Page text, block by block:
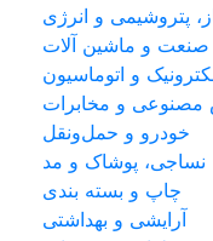
پتروشیمی و انرژی
صنعت و ماشین آلات
و اتوماسیون
مصنوعی و مخابرات
خودرو و حمل‌و‌نقل
نساجی، پوشاک و مد
چاپ و بسته بندی
آرایشی و بهداشتی